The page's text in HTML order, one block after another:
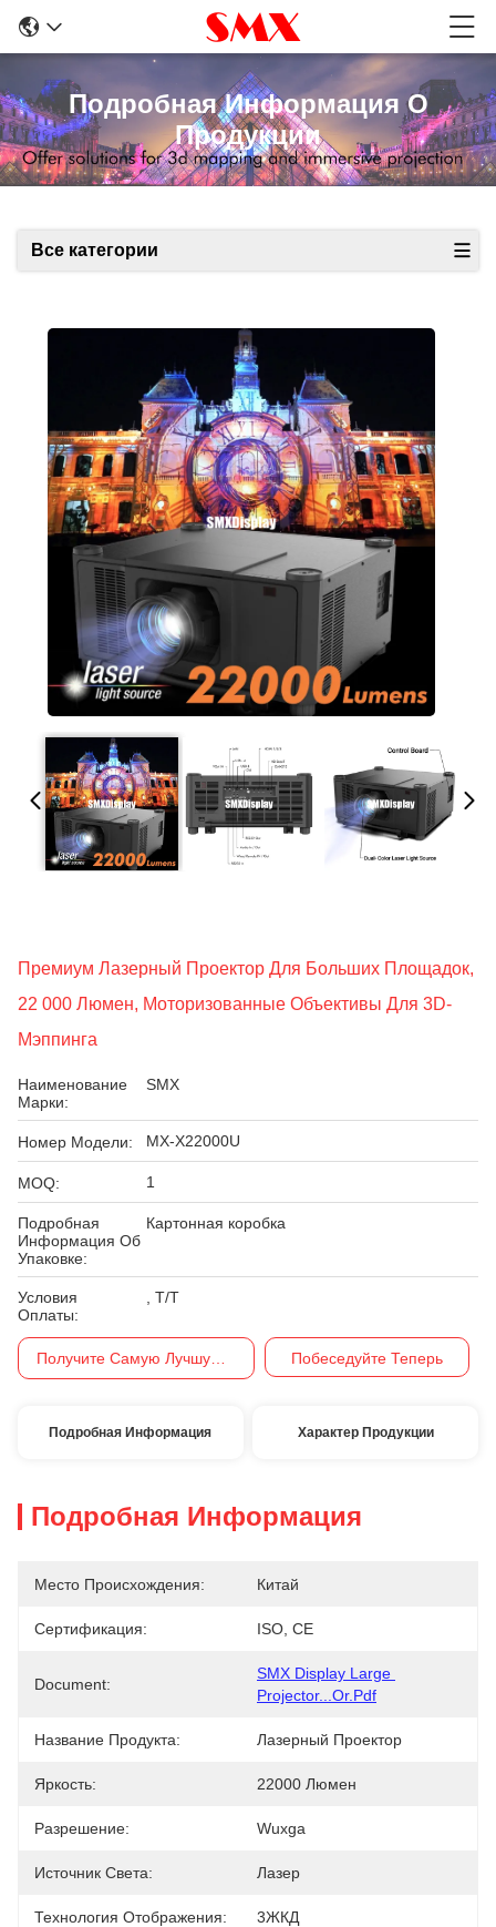
Подробная Информация О
Продукции
Все категории
Премиум Лазерный Проектор Для Больших Площадок,
22 000 Люмен, Моторизованные Объективы Для 3D-
Мэппинга
Наименование
Марки:
SMX
Номер Модели: MX-X22000U
MOQ: 1
Подробная
Информация Об
Упаковке:
Картонная коробка
Условия
Оплаты:
, Т/Т
Побеседуйте Теперь
Подробная Информация Характер Продукции
Подробная Информация
Место Происхождения: Китай
Сертификация: ISO, CE
Document:
SMX Display Large
Projector...or.pdf
Название Продукта: Лазерный Проектор
Яркость: 22000 Люмен
Разрешение: Wuxga
Источник Света: Лазер
Технология Отображения: 3ЖКД